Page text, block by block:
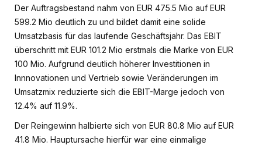
Der Auftragsbestand nahm von EUR 475.5 Mio auf EUR
599.2 Mio deutlich zu und bildet damit eine solide
Umsatzbasis für das laufende Geschäftsjahr. Das EBIT
überschritt mit EUR 101.2 Mio erstmals die Marke von EUR
100 Mio. Aufgrund deutlich höherer Investitionen in
Innnovationen und Vertrieb sowie Veränderungen im
Umsatzmix reduzierte sich die EBIT-Marge jedoch von
12.4% auf 11.9%.
Der Reingewinn halbierte sich von EUR 80.8 Mio auf EUR
41.8 Mio. Hauptursache hierfür war eine einmalige